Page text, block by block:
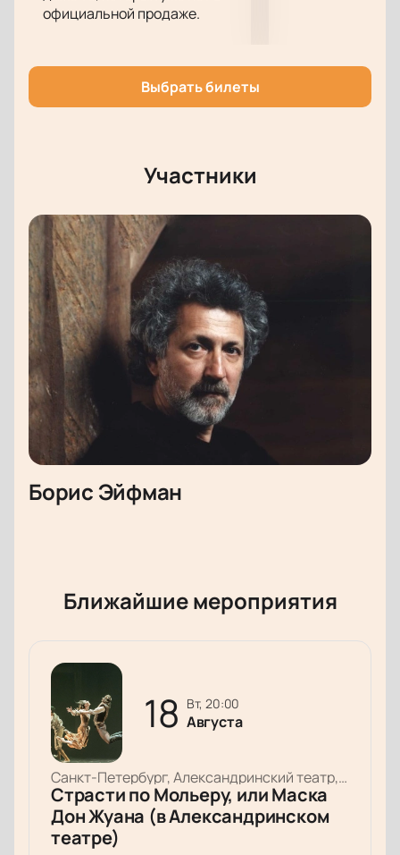
культуры и насладиться мастерством выдающихся
оформите заказ онлайн.
официальной продаже.
Выбрать билеты
Участники
Борис Эйфман
Ближайшие мероприятия
18 вт, 20:00
Августа
Санкт-Петербург, Александринский театр, Основная сцена
Страсти по Мольеру, или Маска
Дон Жуана (в Александринском
театре)